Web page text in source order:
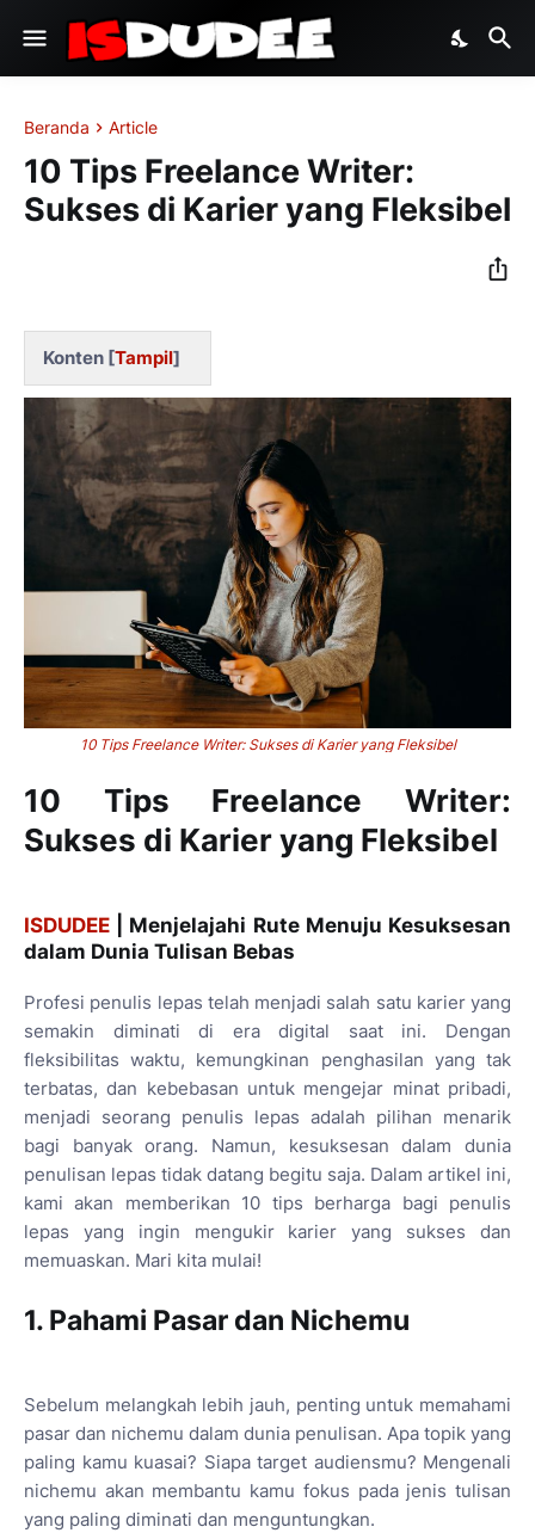
Beranda Article
10 Tips Freelance Writer:
Sukses di Karier yang Fleksibel
Konten [Tampil]
10 Tips Freelance Writer: Sukses di Karier yang Fleksibel
10 Tips Freelance Writer:
Sukses di Karier yang Fleksibel
ISDUDEE | Menjelajahi Rute Menuju Kesuksesan
dalam Dunia Tulisan Bebas
Profesi penulis lepas telah menjadi salah satu karier yang
semakin diminati di era digital saat ini. Dengan
fleksibilitas waktu, kemungkinan penghasilan yang tak
terbatas, dan kebebasan untuk mengejar minat pribadi,
menjadi seorang penulis lepas adalah pilihan menarik
bagi banyak orang. Namun, kesuksesan dalam dunia
penulisan lepas tidak datang begitu saja. Dalam artikel ini,
kami akan memberikan 10 tips berharga bagi penulis
lepas yang ingin mengukir karier yang sukses dan
memuaskan. Mari kita mulai!
1. Pahami Pasar dan Nichemu
Sebelum melangkah lebih jauh, penting untuk memahami
pasar dan nichemu dalam dunia penulisan. Apa topik yang
paling kamu kuasai? Siapa target audiensmu? Mengenali
nichemu akan membantu kamu fokus pada jenis tulisan
yang paling diminati dan menguntungkan.